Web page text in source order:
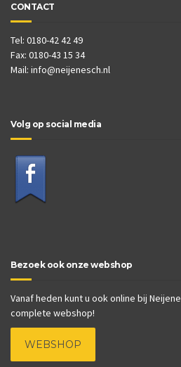
CONTACT
Tel: 0180-42 42 49
Fax: 0180-43 15 34
Mail: info@neijenesch.nl
Volg op social media
Bezoek ook onze webshop
Vanaf heden kunt u ook online bij
complete webshop!
WEBSHOP